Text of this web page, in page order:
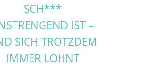
SCH***
IST –
SICH TROTZDEM
IMMER LOHNT